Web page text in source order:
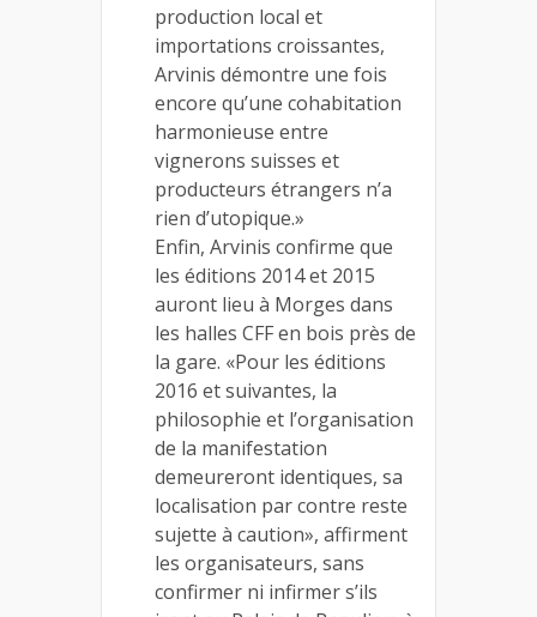
production local et
importations croissantes,
Arvinis démontre une fois
encore qu’une cohabitation
harmonieuse entre
vignerons suisses et
producteurs étrangers n’a
rien d’utopique.»
Enfin, Arvinis confirme que
les éditions 2014 et 2015
auront lieu à Morges dans
les halles CFF en bois près de
la gare. «Pour les éditions
2016 et suivantes, la
philosophie et l’organisation
de la manifestation
demeureront identiques, sa
localisation par contre reste
sujette à caution», affirment
les organisateurs, sans
confirmer ni infirmer s’ils